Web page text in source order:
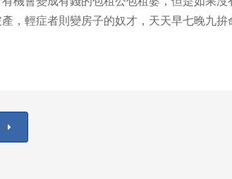
，輕症者則變房子的奴才，天天早七晚九拚